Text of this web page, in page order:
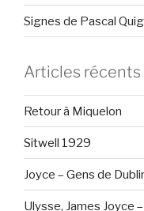
Signes de Pascal
Articles récents
Retour à Miquelon
Sitwell 1929
Joyce – Gens de
Ulysse, James Joyce